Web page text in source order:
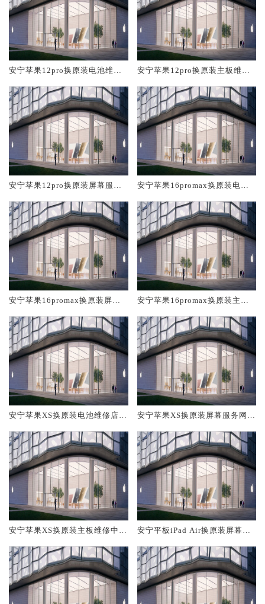
安宁苹果12pro换原装电池维修
安宁苹果12pro换原装主板维修
安宁苹果12pro换原装屏幕服务
安宁苹果16promax换原装电池
安宁苹果16promax换原装屏幕
安宁苹果16promax换原装主板
安宁苹果XS换原装电池维修店大
安宁苹果XS换原装屏幕服务网点
安宁苹果XS换原装主板维修中心
安宁平板iPad Air换原装屏幕服